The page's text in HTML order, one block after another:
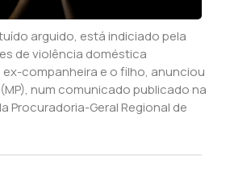
arguido, está indiciado pela
de violência doméstica
companheira e o filho, anunciou
num comunicado publicado na
Procuradoria-Geral Regional de